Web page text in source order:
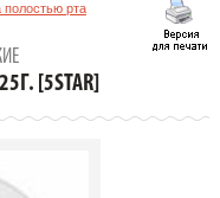
полостью рта
[5STAR]